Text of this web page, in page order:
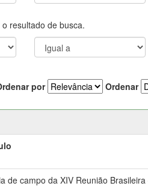
resultado de busca.
por Ordenar
de campo da XIV Reunião